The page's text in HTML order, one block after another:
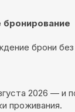
брони
2026 — и
проживания.